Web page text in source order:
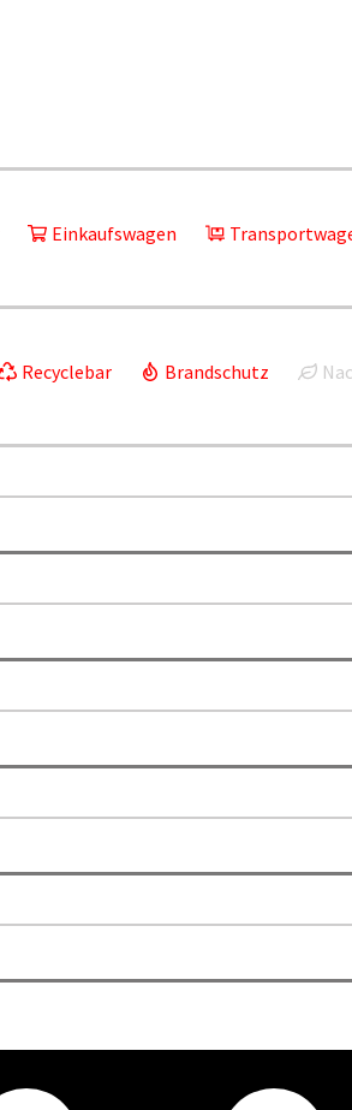
Einkaufswagen
Recyclebar Brandschutz